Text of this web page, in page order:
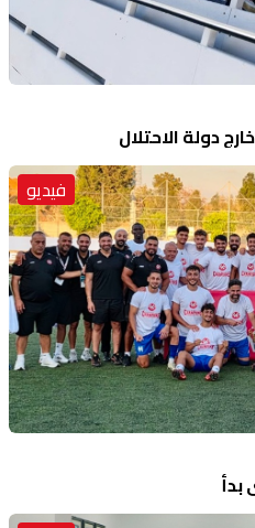
دولة الاحتلال
فيديو
بدأ